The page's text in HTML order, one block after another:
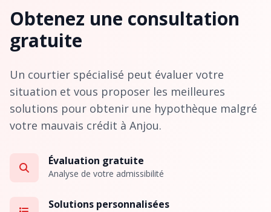
Obtenez une consultation
gratuite
Un courtier spécialisé peut évaluer votre
situation et vous proposer les meilleures
solutions pour obtenir une hypothèque malgré
votre mauvais crédit à Anjou.
Évaluation gratuite
Analyse de votre admissibilité
Solutions personnalisées